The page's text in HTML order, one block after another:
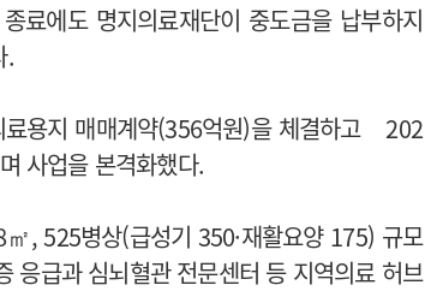
료에도 명지의료재단이 중도금을 납부하지
.
료용지 매매계약(356억원)을 체결하고 202
사업을 본격화했다.
, 525병상(급성기 350·재활요양 175) 규모
응급과 심뇌혈관 전문센터 등 지역의료 허브